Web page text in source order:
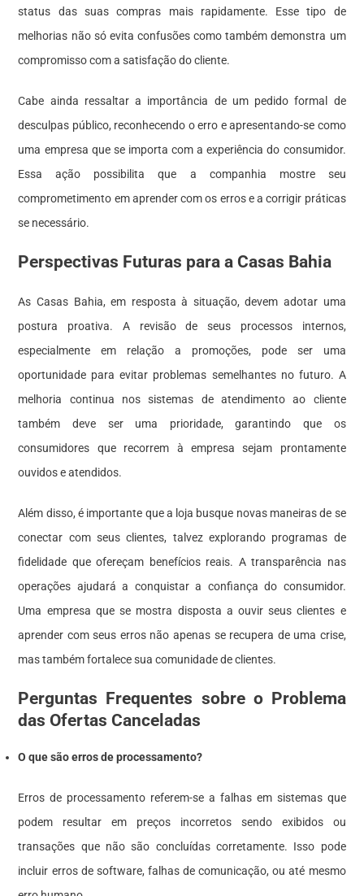
status das suas compras mais rapidamente. Esse tipo de
melhorias não só evita confusões como também demonstra um
compromisso com a satisfação do cliente.
Cabe ainda ressaltar a importância de um pedido formal de
desculpas público, reconhecendo o erro e apresentando-se como
uma empresa que se importa com a experiência do consumidor.
Essa ação possibilita que a companhia mostre seu
comprometimento em aprender com os erros e a corrigir práticas
se necessário.
Perspectivas Futuras para a Casas Bahia
As Casas Bahia, em resposta à situação, devem adotar uma
postura proativa. A revisão de seus processos internos,
especialmente em relação a promoções, pode ser uma
oportunidade para evitar problemas semelhantes no futuro. A
melhoria continua nos sistemas de atendimento ao cliente
também deve ser uma prioridade, garantindo que os
consumidores que recorrem à empresa sejam prontamente
ouvidos e atendidos.
Além disso, é importante que a loja busque novas maneiras de se
conectar com seus clientes, talvez explorando programas de
fidelidade que ofereçam benefícios reais. A transparência nas
operações ajudará a conquistar a confiança do consumidor.
Uma empresa que se mostra disposta a ouvir seus clientes e
aprender com seus erros não apenas se recupera de uma crise,
mas também fortalece sua comunidade de clientes.
Perguntas Frequentes sobre o Problema
das Ofertas Canceladas
O que são erros de processamento?
Erros de processamento referem-se a falhas em sistemas que
podem resultar em preços incorretos sendo exibidos ou
transações que não são concluídas corretamente. Isso pode
incluir erros de software, falhas de comunicação, ou até mesmo